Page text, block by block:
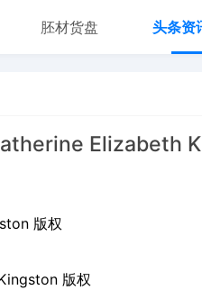
胚材货盘 头条资
Elizabeth
版权
版权